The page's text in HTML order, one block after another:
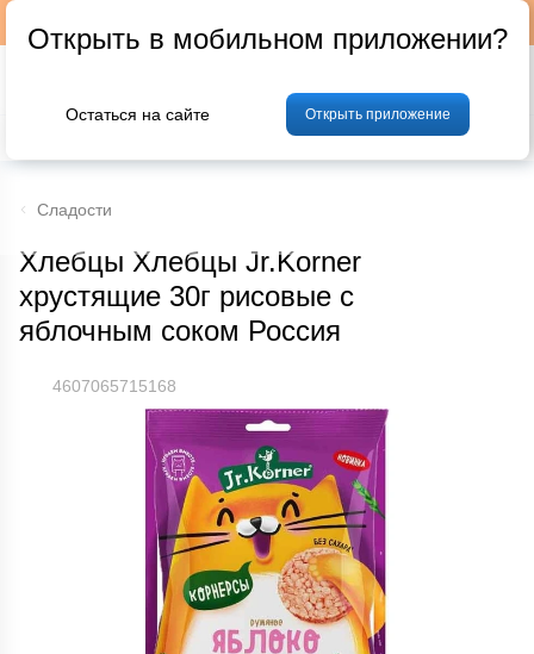
Фрукты и овощи Мясо Птица
Сладости
Хлебцы Хлебцы Jr.Korner
хрустящие 30г рисовые с
яблочным соком Россия
4607065715168
Открыть в мобильном приложении?
Остаться на сайте Открыть приложение